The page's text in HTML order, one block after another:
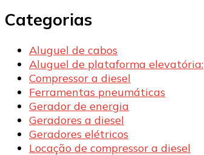
Categorias
Aluguel de cabos
Aluguel de plataforma elevatória:
Compressor a diesel
Ferramentas pneumáticas
Gerador de energia
Geradores a diesel
Geradores elétricos
Locação de compressor a diesel